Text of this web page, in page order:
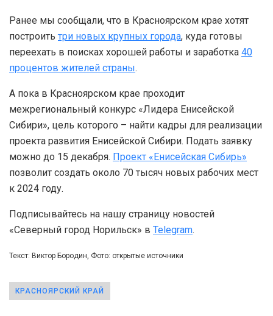
Ранее мы сообщали, что в Красноярском крае хотят
построить три новых крупных города, куда готовы
переехать в поисках хорошей работы и заработка 40
процентов жителей страны.
А пока в Красноярском крае проходит
межрегиональный конкурс «Лидера Енисейской
Сибири», цель которого – найти кадры для реализации
проекта развития Енисейской Сибири. Подать заявку
можно до 15 декабря. Проект «Енисейская Сибирь»
позволит создать около 70 тысяч новых рабочих мест
к 2024 году.
Подписывайтесь на нашу страницу новостей
«Северный город Норильск» в Telegram.
Текст: Виктор Бородин, Фото: открытые источники
КРАСНОЯРСКИЙ КРАЙ